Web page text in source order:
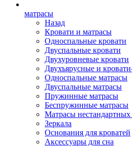
матрасы
Назад
Кровати и матрасы
Односпальные кровати
Двуспальные кровати
Двухуровневые кровати
Двухъярусные и
Односпальные матрасы
Двуспальные матрасы
Пружинные матрасы
Беспружинные матрасы
Матрасы нестандартных
Зеркала
Основания для кроватей
Аксессуары для сна